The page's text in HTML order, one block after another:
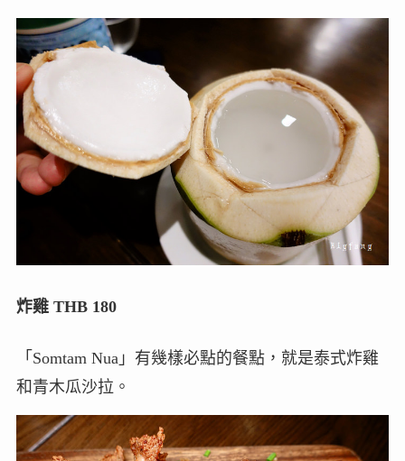
炸雞 THB 180
「Somtam Nua」有幾樣必點的餐點，就是泰式炸雞
和青木瓜沙拉。